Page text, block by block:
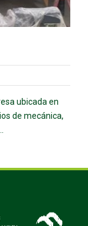
ubicada en
de mecánica,